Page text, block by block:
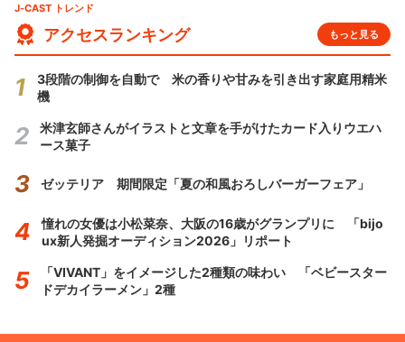
J-CAST トレンド
アクセスランキング もっと見る
3段階の制御を自動で 米の香りや甘みを引き出す家庭用精米
機
米津玄師さんがイラストと文章を手がけたカード入りウエハ
ース菓子
ゼッテリア 期間限定「夏の和風おろしバーガーフェア」
憧れの女優は小松菜奈、大阪の16歳がグランプリに 「bijo
ux新人発掘オーディション2026」リポート
「VIVANT」をイメージした2種類の味わい 「ベビースター
ドデカイラーメン」2種